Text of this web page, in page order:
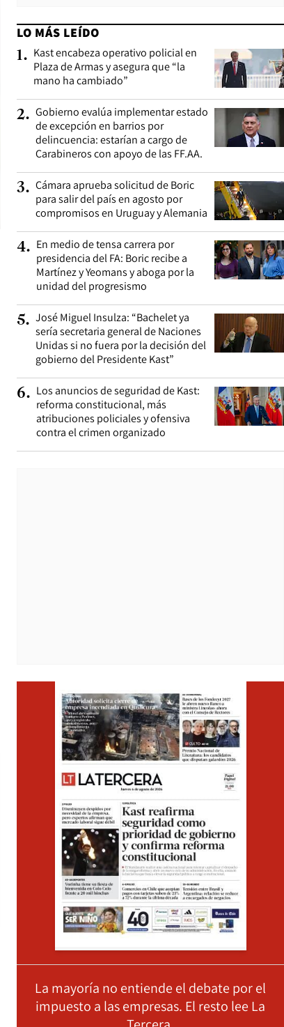
LO MÁS LEÍDO
1. Kast encabeza operativo policial en
Plaza de Armas y asegura que “la
mano ha cambiado”
2. Gobierno evalúa implementar estado
de excepción en barrios por
delincuencia: estarían a cargo de
Carabineros con apoyo de las FF.AA.
3. Cámara aprueba solicitud de Boric
para salir del país en agosto por
compromisos en Uruguay y Alemania
4. En medio de tensa carrera por
presidencia del FA: Boric recibe a
Martínez y Yeomans y aboga por la
unidad del progresismo
5. José Miguel Insulza: “Bachelet ya
sería secretaria general de Naciones
Unidas si no fuera por la decisión del
gobierno del Presidente Kast”
6. Los anuncios de seguridad de Kast:
reforma constitucional, más
atribuciones policiales y ofensiva
contra el crimen organizado
La mayoría no entiende el debate por el
impuesto a las empresas. El resto lee La